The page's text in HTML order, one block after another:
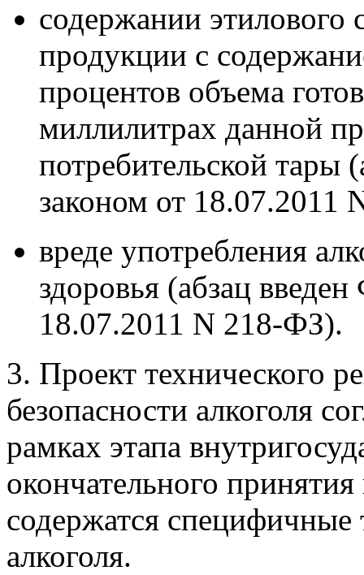
содержании этилового
продукции с
процентов объема
миллилитрах данной
потребительской тары
законом от 18.07.2011
вреде употребления
здоровья (абзац
18.07.2011 N 218-ФЗ).
3. Проект технического
безопасности алкоголя
рамках этапа
окончательного
содержатся специфичные
алкоголя.